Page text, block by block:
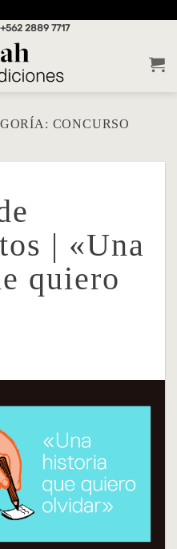
+562 2889 7717
CONCURSO
| «Una
quiero